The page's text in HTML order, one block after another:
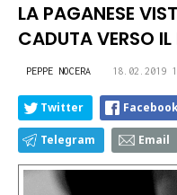
LA PAGANESE
CADUTA VERSO
PEPPE NOCERA 18.02.2019
Twitter
Telegram Email